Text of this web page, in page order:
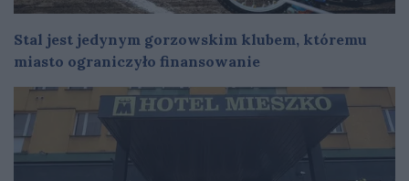
Stal jest jedynym gorzowskim klubem, któremu
miasto ograniczyło finansowanie